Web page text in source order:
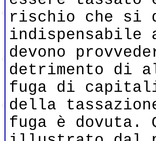
rischio che si
devono
detrimento di
fuga di
della
fuga è dovuta.